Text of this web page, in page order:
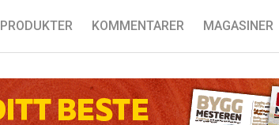
PRODUKTER KOMMENTARER MAGASINER